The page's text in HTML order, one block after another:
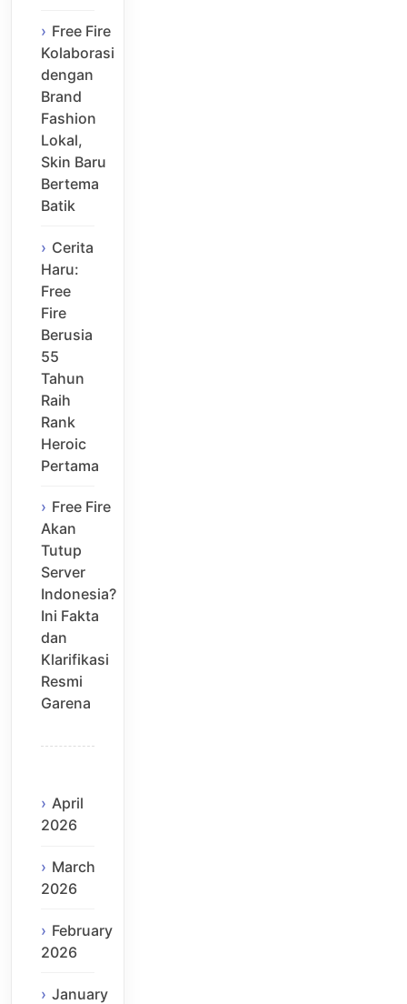
Free Fire
Kolaborasi
dengan
Brand
Fashion
Lokal,
Skin Baru
Bertema
Batik
Cerita
Haru:
Free
Fire
Berusia
55
Tahun
Raih
Rank
Heroic
Pertama
Free Fire
Akan
Tutup
Server
Indonesia?
Ini Fakta
dan
Klarifikasi
Resmi
Garena
April
2026
March
2026
February
2026
January